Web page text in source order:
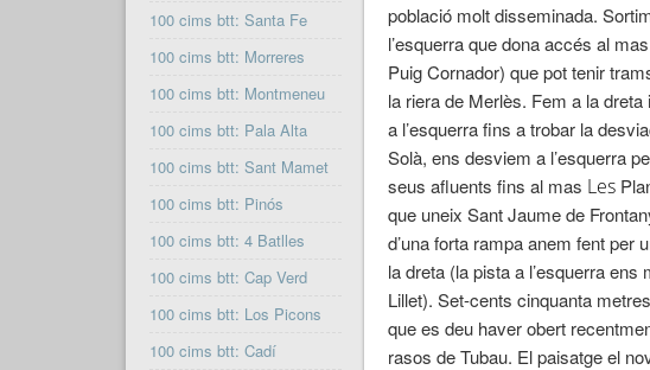
població molt disseminada.
l’esquerra que dona accés al
Puig Cornador) que pot tenir
la riera de Merlès. Fem a la dreta
a l’esquerra fins a trobar la
Solà, ens desviem a l’esquerra
seus afluents fins al mas Les
que uneix Sant Jaume de
d’una forta rampa anem fent per
la dreta (la pista a l’esquerra
Lillet). Set-cents cinquanta
que es deu haver obert
rasos de Tubau. El paisatge el
100 cims btt: Santa Fe
100 cims btt: Morreres
100 cims btt: Montmeneu
100 cims btt: Pala Alta
100 cims btt: Sant Mamet
100 cims btt: Pinós
100 cims btt: 4 Batlles
100 cims btt: Cap Verd
100 cims btt: Los Picons
100 cims btt: Cadí